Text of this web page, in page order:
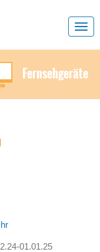
Fernsehgeräte
01.01.25